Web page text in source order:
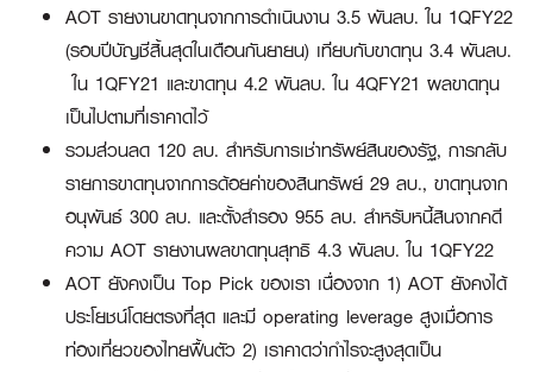
AOT รายงานขาดทุนจากการดำเนินงาน 3.5 พันลบ. ใน 1QFY22
(รอบปีบัญชีสิ้นสุดในเดือนกันยายน) เทียบกับขาดทุน 3.4 พันลบ.
ใน 1QFY21 และขาดทุน 4.2 พันลบ. ใน 4QFY21 ผลขาดทุน
เป็นไปตามที่เราคาดไว้
รวมส่วนลด 120 ลบ. สำหรับการเช่าทรัพย์สินของรัฐ, การกลับ
รายการขาดทุนจากการด้อยค่าของสินทรัพย์ 29 ลบ., ขาดทุนจาก
อนุพันธ์ 300 ลบ. และตั้งสำรอง 955 ลบ. สำหรับหนี้สินจากคดี
ความ AOT รายงานผลขาดทุนสุทธิ 4.3 พันลบ. ใน 1QFY22
AOT ยังคงเป็น Top Pick ของเรา เนื่องจาก 1) AOT ยังคงได้
ประโยชน์โดยตรงที่สุด และมี operating leverage สูงเมื่อการ
ท่องเที่ยวของไทยฟื้นตัว 2) เราคาดว่ากำไรจะสูงสุดเป็น